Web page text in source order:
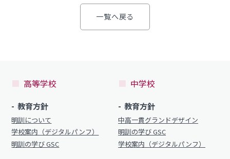
年間行事カレンダー
各種書類
各種書類ダウンロード
学校案内
高校1日体験入部
部活動情報
制服（高校）
各種書類
一覧へ戻る
高等学校
教育方針
明訓について
学校案内（デジタルパンフ）
明訓の学び GSC
中学校
教育方針
中高一貫グランドデザイン
明訓の学び GSC
学校案内（デジタルパンフ）